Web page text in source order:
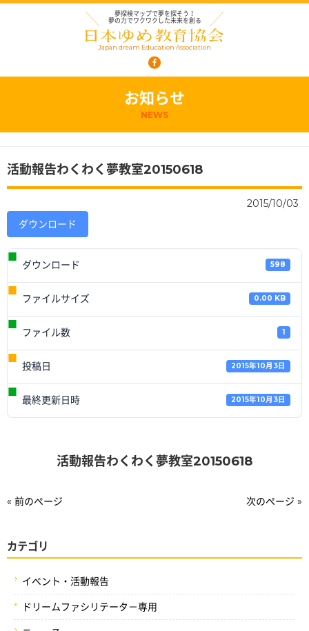
夢探検マップで夢を探そう！
夢の力でワクワクした未来を創る
Japan dream Education Association
お知らせ
NEWS
活動報告わくわく夢教室20150618
2015/10/03
ダウンロード
ダウンロード 598
ファイルサイズ 0.00 KB
ファイル数 1
投稿日 2015年10月3日
最終更新日時 2015年10月3日
活動報告わくわく夢教室20150618
« 前のページ 次のページ »
カテゴリ
イベント・活動報告
ドリームファシリテータ－専用